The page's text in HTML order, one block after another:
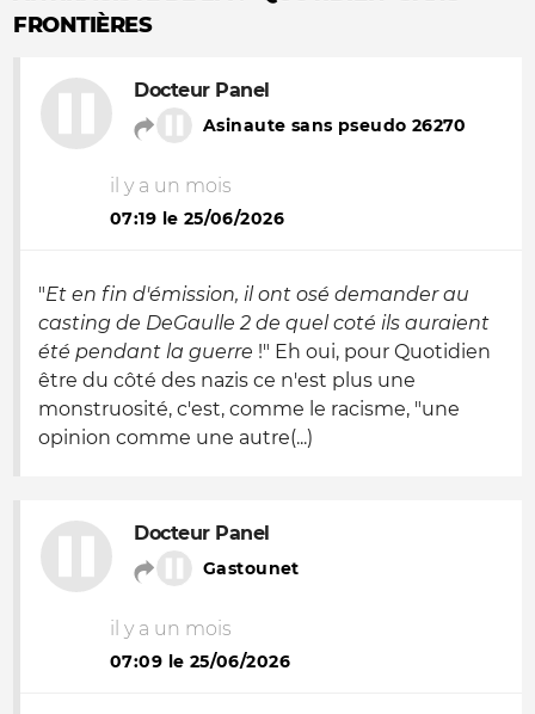
FRONTIÈRES
Docteur Panel
Asinaute sans pseudo 26270
il y a un mois
07:19 le 25/06/2026
"Et en fin d'émission, il ont osé demander au
casting de DeGaulle 2 de quel coté ils auraient
été pendant la guerre !" Eh oui, pour Quotidien
être du côté des nazis ce n'est plus une
monstruosité, c'est, comme le racisme, "une
opinion comme une autre(...)
Docteur Panel
Gastounet
il y a un mois
07:09 le 25/06/2026